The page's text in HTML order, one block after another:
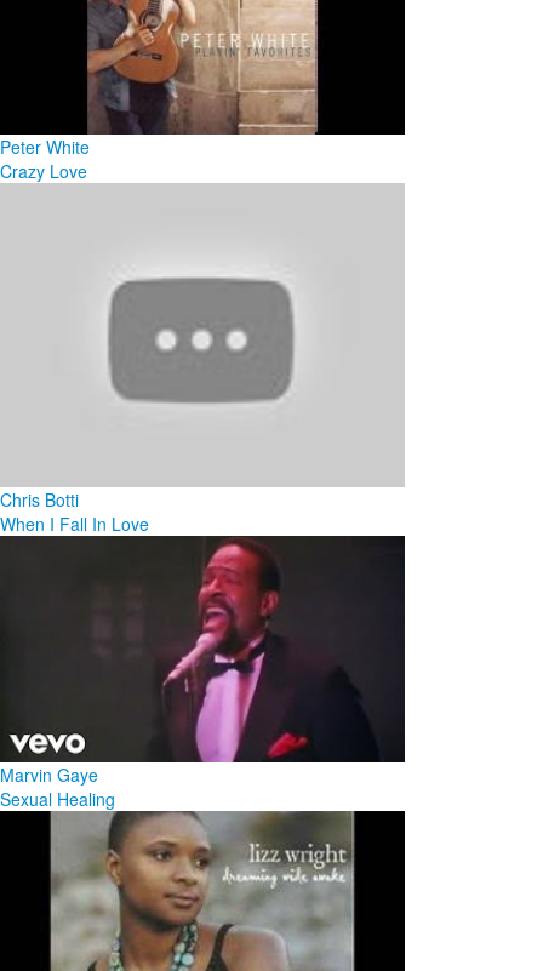
Peter White
Crazy Love
Chris Botti
When I Fall In Love
Marvin Gaye
Sexual Healing